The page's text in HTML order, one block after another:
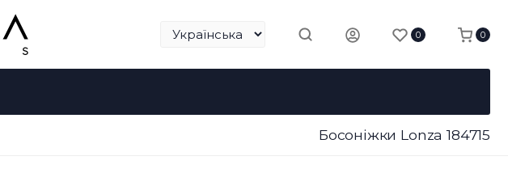
0 0
Босоніжки Lonza 184715